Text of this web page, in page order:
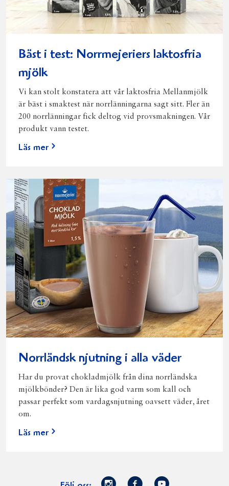
Bäst i test: Norrmejeriers laktosfria
mjölk
Vi kan stolt konstatera att vår laktosfria Mellanmjölk
är bäst i smaktest när norrlänningarna sagt sitt. Fler än
200 norrlänningar fick deltog vid provsmakningen. Vår
produkt vann testet.
Läs mer
Norrländsk njutning i alla väder
Har du provat chokladmjölk från dina norrländska
mjölkbönder? Den är lika god varm som kall och
passar perfekt som vardagsnjutning oavsett väder, året
om.
Läs mer